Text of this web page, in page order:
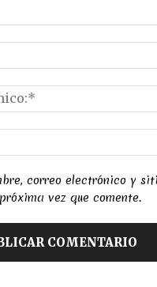
correo electrónico y
vez que comente.